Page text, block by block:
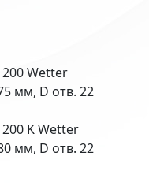
Wetter
мм, D отв. 22
K Wetter
мм, D отв. 22